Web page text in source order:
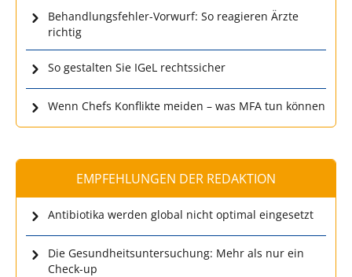
Behandlungsfehler-Vorwurf: So reagieren Ärzte
richtig
So gestalten Sie IGeL rechtssicher
Wenn Chefs Konflikte meiden – was MFA tun können
EMPFEHLUNGEN DER REDAKTION
Antibiotika werden global nicht optimal eingesetzt
Die Gesundheitsuntersuchung: Mehr als nur ein
Check-up